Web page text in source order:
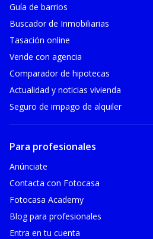
Guía de barrios
Buscador de Inmobiliarias
Tasación online
Vende con agencia
Comparador de hipotecas
Actualidad y noticias vivienda
Seguro de impago de alquiler
Para profesionales
Anúnciate
Contacta con Fotocasa
Fotocasa Academy
Blog para profesionales
Entra en tu cuenta